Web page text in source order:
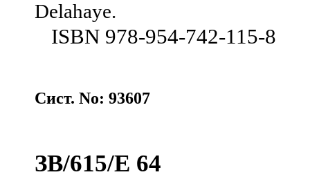
Delahaye.
ISBN 978-954-742-115-8
Сист. No: 93607
ЗВ/615/Е 64